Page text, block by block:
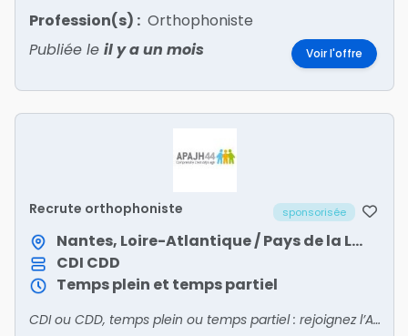
Profession(s) : Orthophoniste
Publiée le il y a un mois Voir l'offre
Recrute orthophoniste sponsorisée
Nantes, Loire-Atlantique / Pays de la Loire
CDI CDD
Temps plein et temps partiel
CDI ou CDD, temps plein ou temps partiel : rejoignez l’APAJH 44 !Nous recrutons des professionnels pour accompagner des enfants, adolescents et jeunes adultes en situation de handicap au sein de nos